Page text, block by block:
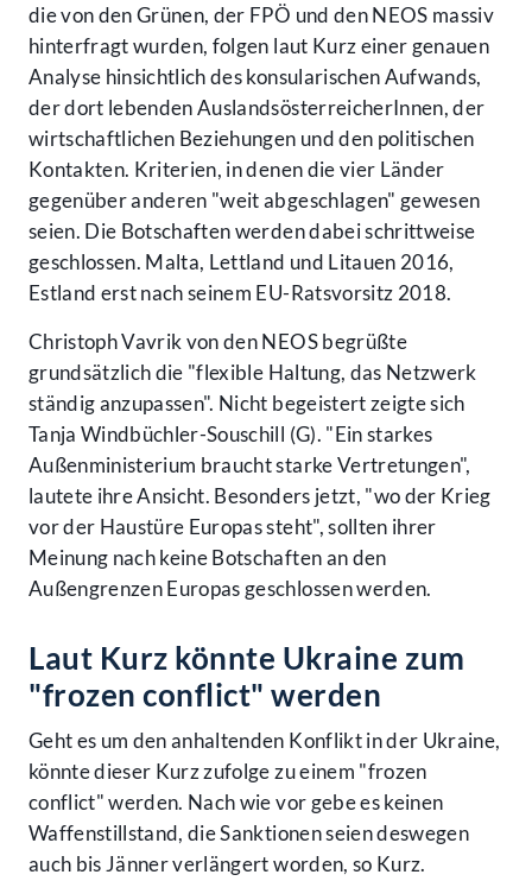
die von den Grünen, der FPÖ und den NEOS massiv
hinterfragt wurden, folgen laut Kurz einer genauen
Analyse hinsichtlich des konsularischen Aufwands,
der dort lebenden AuslandsösterreicherInnen, der
wirtschaftlichen Beziehungen und den politischen
Kontakten. Kriterien, in denen die vier Länder
gegenüber anderen "weit abgeschlagen" gewesen
seien. Die Botschaften werden dabei schrittweise
geschlossen. Malta, Lettland und Litauen 2016,
Estland erst nach seinem EU-Ratsvorsitz 2018.
Christoph Vavrik von den NEOS begrüßte
grundsätzlich die "flexible Haltung, das Netzwerk
ständig anzupassen". Nicht begeistert zeigte sich
Tanja Windbüchler-Souschill (G). "Ein starkes
Außenministerium braucht starke Vertretungen",
lautete ihre Ansicht. Besonders jetzt, "wo der Krieg
vor der Haustüre Europas steht", sollten ihrer
Meinung nach keine Botschaften an den
Außengrenzen Europas geschlossen werden.
Laut Kurz könnte Ukraine zum
"frozen conflict" werden
Geht es um den anhaltenden Konflikt in der Ukraine,
könnte dieser Kurz zufolge zu einem "frozen
conflict" werden. Nach wie vor gebe es keinen
Waffenstillstand, die Sanktionen seien deswegen
auch bis Jänner verlängert worden, so Kurz.